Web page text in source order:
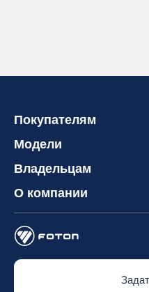
Покупателям
Модели
Владельцам
О компании